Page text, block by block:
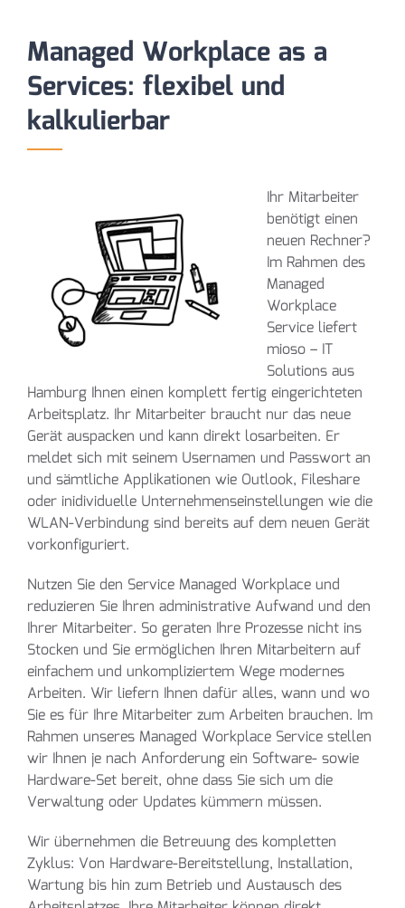
Managed Workplace as a
Services: flexibel und
kalkulierbar
Ihr Mitarbeiter
benötigt einen
neuen Rechner?
Im Rahmen des
Managed
Workplace
Service liefert
mioso – IT
Solutions aus
Hamburg Ihnen einen komplett fertig eingerichteten
Arbeitsplatz. Ihr Mitarbeiter braucht nur das neue
Gerät auspacken und kann direkt losarbeiten. Er
meldet sich mit seinem Usernamen und Passwort an
und sämtliche Applikationen wie Outlook, Fileshare
oder inidividuelle Unternehmenseinstellungen wie die
WLAN-Verbindung sind bereits auf dem neuen Gerät
vorkonfiguriert.
Nutzen Sie den Service Managed Workplace und
reduzieren Sie Ihren administrative Aufwand und den
Ihrer Mitarbeiter. So geraten Ihre Prozesse nicht ins
Stocken und Sie ermöglichen Ihren Mitarbeitern auf
einfachem und unkompliziertem Wege modernes
Arbeiten. Wir liefern Ihnen dafür alles, wann und wo
Sie es für Ihre Mitarbeiter zum Arbeiten brauchen. Im
Rahmen unseres Managed Workplace Service stellen
wir Ihnen je nach Anforderung ein Software- sowie
Hardware-Set bereit, ohne dass Sie sich um die
Verwaltung oder Updates kümmern müssen.
Wir übernehmen die Betreuung des kompletten
Zyklus: Von Hardware-Bereitstellung, Installation,
Wartung bis hin zum Betrieb und Austausch des